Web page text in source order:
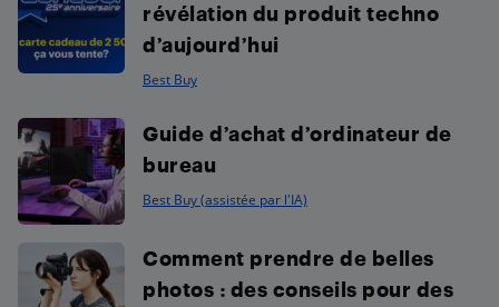
révélation du produit techno
d’aujourd’hui
Best Buy
Guide d’achat d’ordinateur de
bureau
Best Buy (assistée par l'IA)
Comment prendre de belles
photos : des conseils pour des